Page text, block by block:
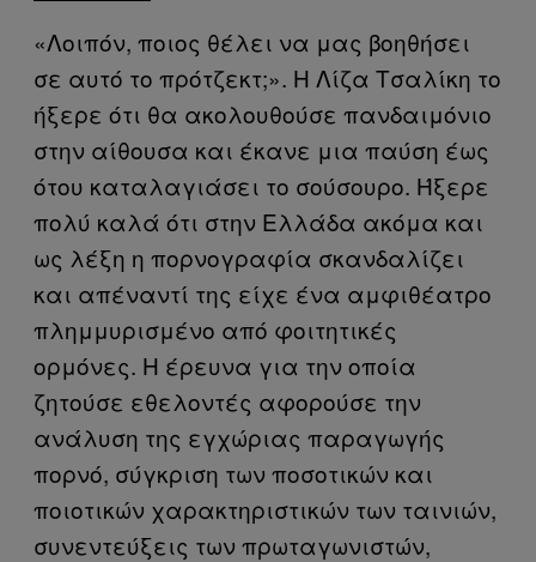
«Λοιπόν, ποιος θέλει να μας βοηθήσει
σε αυτό το πρότζεκτ;». Η Λίζα Τσαλίκη το
ήξερε ότι θα ακολουθούσε πανδαιμόνιο
στην αίθουσα και έκανε μια παύση έως
ότου καταλαγιάσει το σούσουρο. Ήξερε
πολύ καλά ότι στην Ελλάδα ακόμα και
ως λέξη η πορνογραφία σκανδαλίζει
και απέναντί της είχε ένα αμφιθέατρο
πλημμυρισμένο από φοιτητικές
ορμόνες. Η έρευνα για την οποία
ζητούσε εθελοντές αφορούσε την
ανάλυση της εγχώριας παραγωγής
πορνό, σύγκριση των ποσοτικών και
ποιοτικών χαρακτηριστικών των ταινιών,
συνεντεύξεις των πρωταγωνιστών,